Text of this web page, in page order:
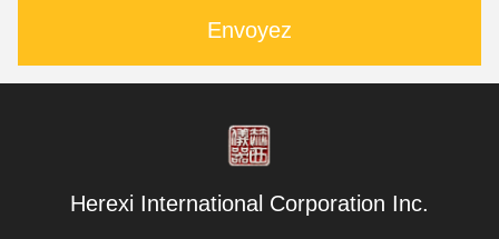
Envoyez
Herexi International Corporation Inc.